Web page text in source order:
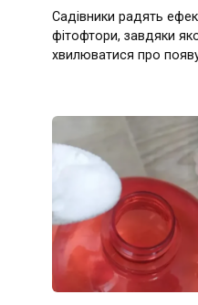
Садівники радять
фітофтори, завдяки
хвилюватися про